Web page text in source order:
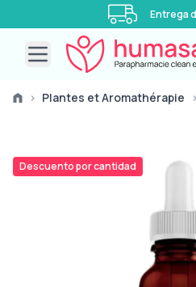
Entrega
Open main menu
› Plantes et Aromathérapie ›
Descuento por cantidad